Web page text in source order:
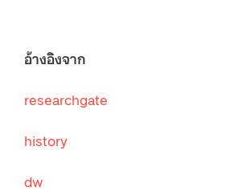
อ้างอิงจาก
researchgate
history
dw